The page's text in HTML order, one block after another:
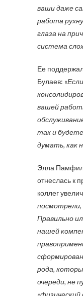
ваши даже
работа
глаза на
система
Ее
Булаев: «
вашей
так и
думать, как
Элла
отнеслась к
коллег
посмотрели,
Правильно
нашей
рода,
очереди, не